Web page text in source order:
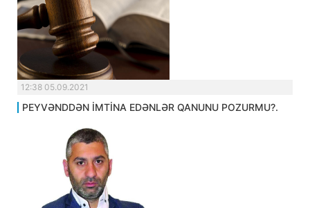
12:38 05.09.2021
PEYVƏNDDƏN İMTİNA EDƏNLƏR QANUNU POZURMU?.